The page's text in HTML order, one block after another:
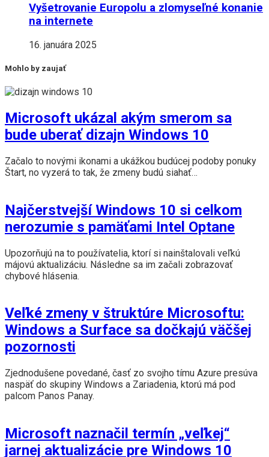
Vyšetrovanie Europolu a zlomyseľné konanie
na internete
16. januára 2025
Mohlo by zaujať
Microsoft ukázal akým smerom sa
bude uberať dizajn Windows 10
Začalo to novými ikonami a ukážkou budúcej podoby ponuky
Štart, no vyzerá to tak, že zmeny budú siahať…
Najčerstvejší Windows 10 si celkom
nerozumie s pamäťami Intel Optane
Upozorňujú na to používatelia, ktorí si nainštalovali veľkú
májovú aktualizáciu. Následne sa im začali zobrazovať
chybové hlásenia.
Veľké zmeny v štruktúre Microsoftu:
Windows a Surface sa dočkajú väčšej
pozornosti
Zjednodušene povedané, časť zo svojho tímu Azure presúva
naspäť do skupiny Windows a Zariadenia, ktorú má pod
palcom Panos Panay.
Microsoft naznačil termín „veľkej“
jarnej aktualizácie pre Windows 10